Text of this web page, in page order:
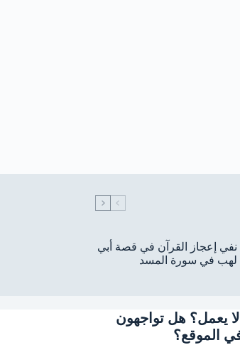
نفي إعجاز القرآن في قصة أبي
لهب في سورة المسد
يعمل؟ هل تواجهون
الموقع؟